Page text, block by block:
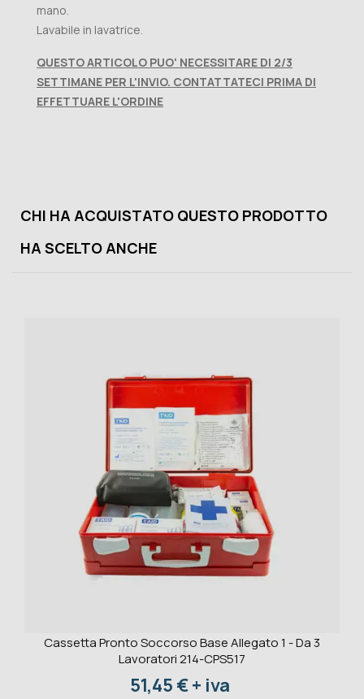
mano.
Lavabile in lavatrice.
QUESTO ARTICOLO PUO' NECESSITARE DI 2/3
SETTIMANE PER L'INVIO. CONTATTATECI PRIMA DI
EFFETTUARE L'ORDINE
CHI HA ACQUISTATO QUESTO PRODOTTO
HA SCELTO ANCHE
Cassetta Pronto Soccorso Base Allegato 1 - Da 3
Lavoratori 214-CPS517
Prezzo
51,45 € + iva